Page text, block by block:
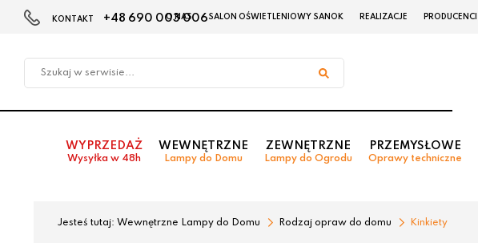
w
KONTAKT +48 690 003 006
O NAS SALON OŚWIETLENIOWY SANOK REALIZACJE PRODUCENCI
WYPRZEDAŻ
Wysyłka w 48h
WEWNĘTRZNE
Lampy do Domu
ZEWNĘTRZNE
Lampy do Ogrodu
PRZEMYSŁOWE
Oprawy techniczne
Jesteś tutaj: Wewnętrzne Lampy do Domu Rodzaj opraw do domu Kinkiety